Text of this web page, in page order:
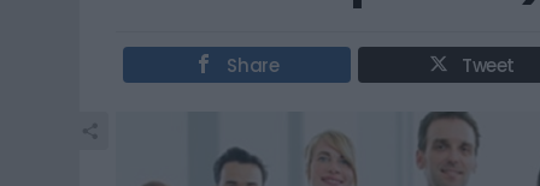
Share Tweet